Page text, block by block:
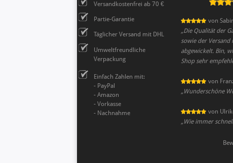
Versandkostenfrei ab 70 €
Partie-Garantie
Täglicher Versand mit DHL
Umweltfreundliche
Verpackung
Einfach Zahlen mit:
- PayPal
- Amazon
- Vorkasse
- Nachnahme
von
„Die Qualität der
sowie der Versand
abgewickelt. Bin,
Shop sehr
von
„Wunderschöne
von
„Wie immer